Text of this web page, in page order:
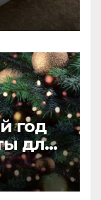
год
для